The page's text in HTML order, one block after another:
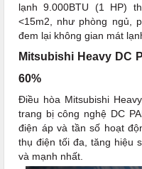
lạnh 9.000BTU (1 HP)
<15m2, như phòng ngủ,
đem lại không gian mát
Mitsubishi Heavy DC
60%
Điều hòa Mitsubishi
trang bị công nghệ DC
điện áp và tần số hoạt
thụ điện tối đa, tăng hiệu
và mạnh nhất.